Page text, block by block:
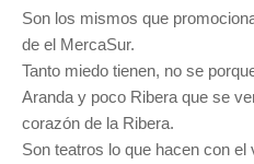
Son los mismos que
de el MercaSur.
Tanto miedo tienen, no se
Aranda y poco Ribera que se
corazón de la Ribera.
Son teatros lo que hacen con